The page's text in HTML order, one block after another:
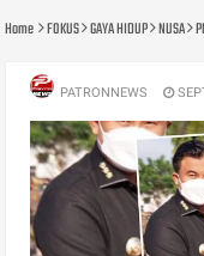
Home FOKUS GAYA HIDUP NUSA
PATRONNEWS